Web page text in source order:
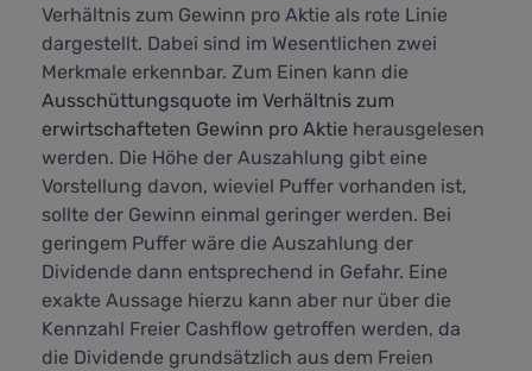
Verhältnis zum Gewinn pro Aktie als rote Linie
dargestellt. Dabei sind im Wesentlichen zwei
Merkmale erkennbar. Zum Einen kann die
Ausschüttungsquote im Verhältnis zum
erwirtschafteten Gewinn pro Aktie herausgelesen
werden. Die Höhe der Auszahlung gibt eine
Vorstellung davon, wieviel Puffer vorhanden ist,
sollte der Gewinn einmal geringer werden. Bei
geringem Puffer wäre die Auszahlung der
Dividende dann entsprechend in Gefahr. Eine
exakte Aussage hierzu kann aber nur über die
Kennzahl Freier Cashflow getroffen werden, da
die Dividende grundsätzlich aus dem Freien